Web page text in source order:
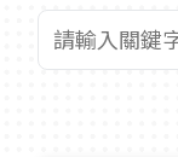
查詢關鍵字